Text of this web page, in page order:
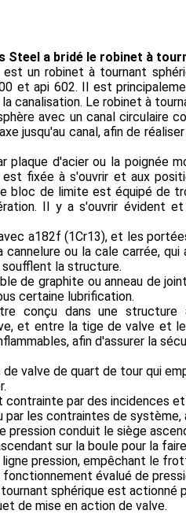
Steel a bridé le robinet à
un robinet à tournant
et api 602. Il est
canalisation. Le robinet à
avec un canal circulaire
jusqu'au canal, afin de
d'acier ou la poignée
fixée à s'ouvrir et aux
bloc de limite est équipé de
Il y a s'ouvrir évident
a182f (1Cr13), et les
ou la cale carrée,
la structure.
de graphite ou anneau de
certaine lubrification.
conçu dans une structure
et entre la tige de valve et
afin d'assurer la
valve de quart de tour qui
par des incidences
par les contraintes de
pression conduit le siège
sur la boule pour la
ligne pression, empêchant le
évalué de
sphérique est actionné
de mise en action de valve.